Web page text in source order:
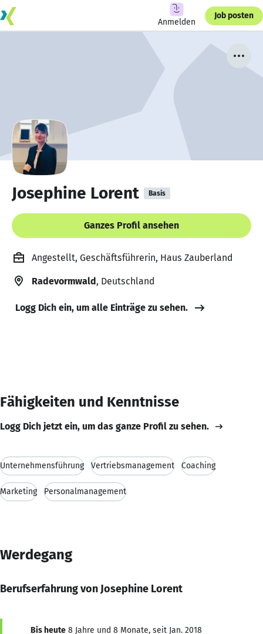
Anmelden
Job posten
Josephine Lorent Basis
Ganzes Profil ansehen
Angestellt, Geschäftsführerin, Haus Zauberland
Radevormwald, Deutschland
Logg Dich ein, um alle Einträge zu sehen.
Fähigkeiten und Kenntnisse
Logg Dich jetzt ein, um das ganze Profil zu sehen.
Unternehmensführung Vertriebsmanagement Coaching
Marketing Personalmanagement
Werdegang
Berufserfahrung von Josephine Lorent
Bis heute 8 Jahre und 8 Monate, seit Jan. 2018